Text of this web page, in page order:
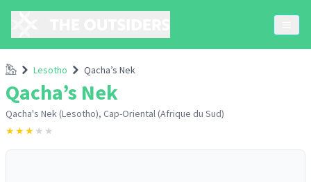
AccueilLesotho Qacha’s Nek
Qacha’s Nek
Qacha's Nek (Lesotho), Cap-Oriental (Afrique du Sud)
★★★ ★ ★